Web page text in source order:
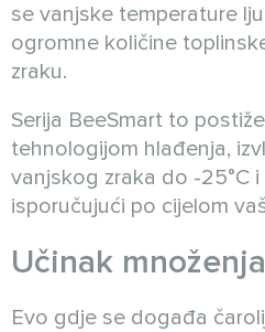
se vanjske temperature
ogromne količine
zraku.
Serija BeeSmart to
tehnologijom hlađenja,
vanjskog zraka do -25°C
isporučujući po cijelom
Učinak množenja
Evo gdje se događa